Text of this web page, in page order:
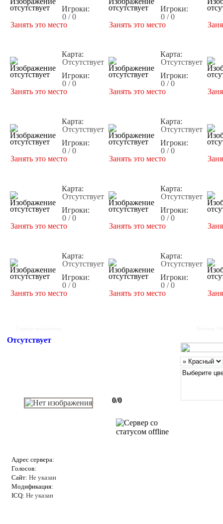
Игроки:
0 / 0
Занять это место
Игроки:
0 / 0
Занять это место
Карта:
Отсутствует
Игроки:
0 / 0
Занять это место
Карта:
Отсутствует
Игроки:
0 / 0
Занять это место
Карта:
Отсутствует
Игроки:
0 / 0
Занять это место
Карта:
Отсутствует
Игроки:
0 / 0
Занять это место
Карта:
Отсутствует
Игроки:
0 / 0
Занять это место
Карта:
Отсутствует
Игроки:
0 / 0
Занять это место
Карта:
Отсутствует
Игроки:
0 / 0
Занять это место
Карта:
Отсутствует
Игроки:
0 / 0
Занять это место
Отсутствует
0/0
Адрес сервера:
Голосов:
Сайт: Не указан
Модификация:
ICQ: Не указан